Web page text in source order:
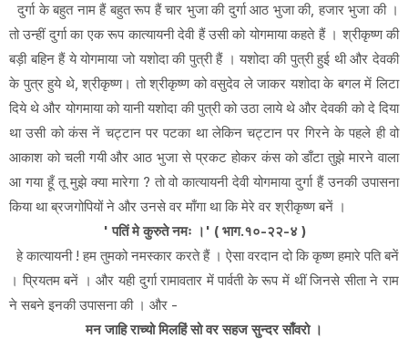
दुर्गा के बहुत नाम हैं बहुत रूप हैं चार भुजा की दुर्गा आठ भुजा की, हजार भुजा की ।
तो उन्हीं दुर्गा का एक रूप कात्यायनी देवी हैं उसी को योगमाया कहते हैं । श्रीकृष्ण की
बड़ी बहिन हैं ये योगमाया जो यशोदा की पुत्री हैं । यशोदा की पुत्री हुई थी और देवकी
के पुत्र हुये थे, श्रीकृष्ण। तो श्रीकृष्ण को वसुदेव ले जाकर यशोदा के बगल में लिटा
दिये थे और योगमाया को यानी यशोदा की पुत्री को उठा लाये थे और देवकी को दे दिया
था उसी को कंस नें चट्टान पर पटका था लेकिन चट्टान पर गिरने के पहले ही वो
आकाश को चली गयी और आठ भुजा से प्रकट होकर कंस को डाँटा तुझे मारने वाला
आ गया हूँ तू मुझे क्या मारेगा ? तो वो कात्यायनी देवी योगमाया दुर्गा हैं उनकी उपासना
किया था ब्रजगोपियों ने और उनसे वर माँगा था कि मेरे वर श्रीकृष्ण बनें ।
' पतिं मे कुरुते नमः ।' ( भाग.१०-२२-४ )
हे कात्यायनी ! हम तुमको नमस्कार करते हैं । ऐसा वरदान दो कि कृष्ण हमारे पति बनें
। प्रियतम बनें । और यही दुर्गा रामावतार में पार्वती के रूप में थीं जिनसे सीता ने राम
ने सबने इनकी उपासना की । और -
मन जाहि राच्यो मिलहिं सो वर सहज सुन्दर साँवरो ।